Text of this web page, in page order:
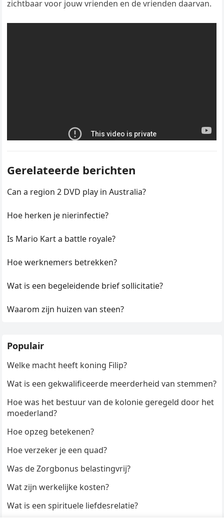
zichtbaar voor jouw vrienden en de vrienden daarvan.
Gerelateerde berichten
Can a region 2 DVD play in Australia?
Hoe herken je nierinfectie?
Is Mario Kart a battle royale?
Hoe werknemers betrekken?
Wat is een begeleidende brief sollicitatie?
Waarom zijn huizen van steen?
Populair
Welke macht heeft koning Filip?
Wat is een gekwalificeerde meerderheid van stemmen?
Hoe was het bestuur van de kolonie geregeld door het
moederland?
Hoe opzeg betekenen?
Hoe verzeker je een quad?
Was de Zorgbonus belastingvrij?
Wat zijn werkelijke kosten?
Wat is een spirituele liefdesrelatie?